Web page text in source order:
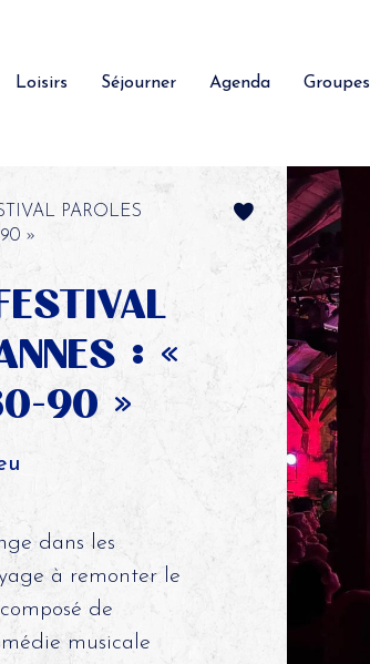
Loisirs Séjourner Agenda Groupes
PAROLES
»
: «
90 »
dans les
à remonter le
de
musicale